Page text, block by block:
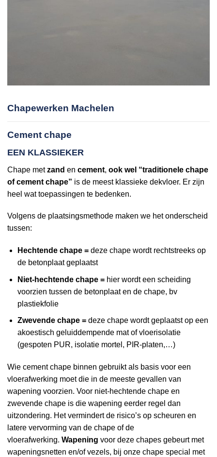
Chapewerken Machelen
Cement chape
EEN KLASSIEKER
Chape metzand en cement, ook wel “traditionele chape
of cement chape” is de meest klassieke dekvloer. Er zijn
heel wat toepassingen te bedenken.
Volgens de plaatsingsmethode maken we het onderscheid
tussen:
Hechtende chape = deze chape wordt rechtstreeks op
de betonplaat geplaatst
Niet-hechtende chape = hier wordt een scheiding
voorzien tussen de betonplaat en de chape, bv
plastiekfolie
Zwevende chape = deze chape wordt geplaatst op een
akoestisch geluiddempende mat of vloerisolatie
(gespoten PUR, isolatie mortel, PIR-platen,…)
Wie cement chape binnen gebruikt als basis voor een
vloerafwerking moet die in de meeste gevallen van
wapening voorzien. Voor niet-hechtende chape en
zwevende chape is die wapening eerder regel dan
uitzondering. Het vermindert de risico’s op scheuren en
latere vervorming van de chape of de
vloerafwerking. Wapening voor deze chapes gebeurt met
wapeningsnetten en/of vezels, bij onze chape special met